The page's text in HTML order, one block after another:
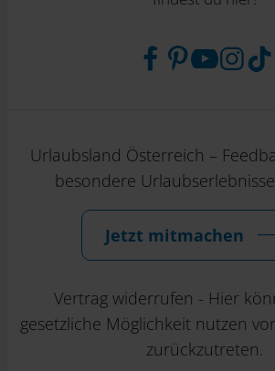
Urlaubsland Österreich –
besondere
Jetzt mitmachen
Vertrag widerrufen - Hier
gesetzliche Möglichkeit nutzen
zurückzutreten.